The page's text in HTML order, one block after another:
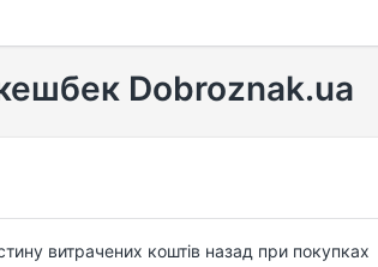
Dobroznak.ua
витрачених коштів назад при покупках